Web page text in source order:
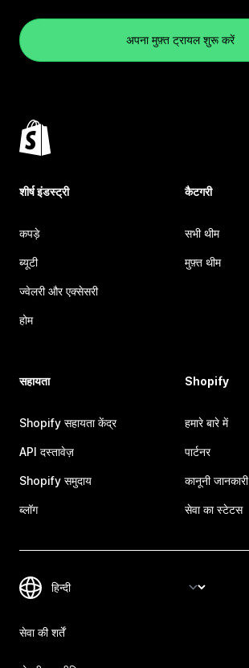
अपना मुफ़्त ट्रायल शुरू करें
शीर्ष इंडस्ट्री
कपड़े
ब्यूटी
ज्वेलरी और एक्सेसरी
होम
कैटगरी
सभी थीम
मुफ़्त थीम
सहायता
Shopify सहायता केंद्र
API दस्तावेज़
Shopify समुदाय
ब्लॉग
Shopify
हमारे बारे में
पार्टनर
कानूनी जानकारी
सेवा का स्टेटस
सेवा की शर्तें